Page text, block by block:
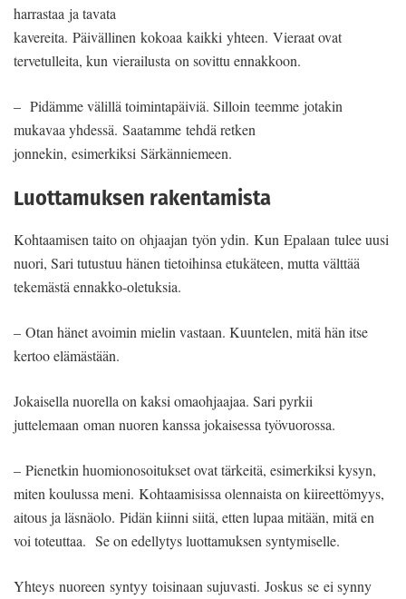
harrastaa ja tavata
kavereita. Päivällinen kokoaa kaikki yhteen. Vieraat ovat
tervetulleita, kun vierailusta on sovittu ennakkoon.
– Pidämme välillä toimintapäiviä. Silloin teemme jotakin
mukavaa yhdessä. Saatamme tehdä retken
jonnekin, esimerkiksi Särkänniemeen.
Luottamuksen rakentamista
Kohtaamisen taito on ohjaajan työn ydin. Kun Epalaan tulee uusi
nuori, Sari tutustuu hänen tietoihinsa etukäteen, mutta välttää
tekemästä ennakko-oletuksia.
– Otan hänet avoimin mielin vastaan. Kuuntelen, mitä hän itse
kertoo elämästään.
Jokaisella nuorella on kaksi omaohjaajaa. Sari pyrkii
juttelemaan oman nuoren kanssa jokaisessa työvuorossa.
– Pienetkin huomionosoitukset ovat tärkeitä, esimerkiksi kysyn,
miten koulussa meni. Kohtaamisissa olennaista on kiireettömyys,
aitous ja läsnäolo. Pidän kiinni siitä, etten lupaa mitään, mitä en
voi toteuttaa. Se on edellytys luottamuksen syntymiselle.
Yhteys nuoreen syntyy toisinaan sujuvasti. Joskus se ei synny